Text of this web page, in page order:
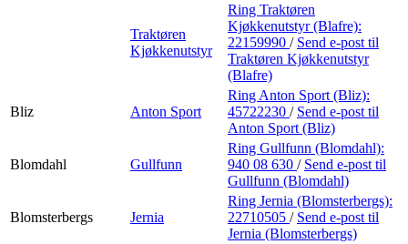
Traktøren
Kjøkkenutstyr
Ring Traktøren
Kjøkkenutstyr (Blafre):
22159990 / Send e-post til
Traktøren Kjøkkenutstyr
(Blafre)
Bliz Anton Sport
Ring Anton Sport (Bliz):
45722230 / Send e-post til
Anton Sport (Bliz)
Blomdahl Gullfunn
Ring Gullfunn (Blomdahl):
940 08 630 / Send e-post til
Gullfunn (Blomdahl)
Blomsterbergs Jernia
Ring Jernia (Blomsterbergs):
22710505 / Send e-post til
Jernia (Blomsterbergs)